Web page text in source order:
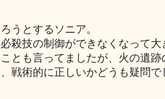
うとするソニア。
殺技の制御ができなくなって大
とも言ってましたが、火の遺跡
戦術的に正しいかどうも疑問で